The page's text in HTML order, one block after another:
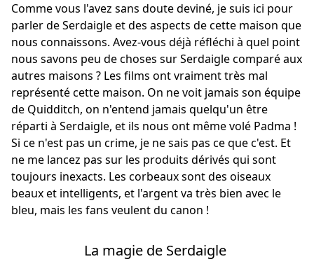
Comme vous l'avez sans doute deviné, je suis ici pour
parler de Serdaigle et des aspects de cette maison que
nous connaissons. Avez-vous déjà réfléchi à quel point
nous savons peu de choses sur Serdaigle comparé aux
autres maisons ? Les films ont vraiment très mal
représenté cette maison. On ne voit jamais son équipe
de Quidditch, on n'entend jamais quelqu'un être
réparti à Serdaigle, et ils nous ont même volé Padma !
Si ce n'est pas un crime, je ne sais pas ce que c'est. Et
ne me lancez pas sur les produits dérivés qui sont
toujours inexacts. Les corbeaux sont des oiseaux
beaux et intelligents, et l'argent va très bien avec le
bleu, mais les fans veulent du canon !
La magie de Serdaigle